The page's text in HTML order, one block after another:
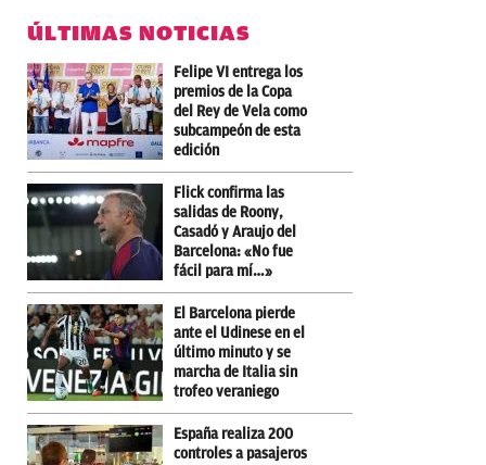
ÚLTIMAS NOTICIAS
Felipe VI entrega los
premios de la Copa
del Rey de Vela como
subcampeón de esta
edición
Flick confirma las
salidas de Roony,
Casadó y Araujo del
Barcelona: «No fue
fácil para mí…»
El Barcelona pierde
ante el Udinese en el
último minuto y se
marcha de Italia sin
trofeo veraniego
España realiza 200
controles a pasajeros